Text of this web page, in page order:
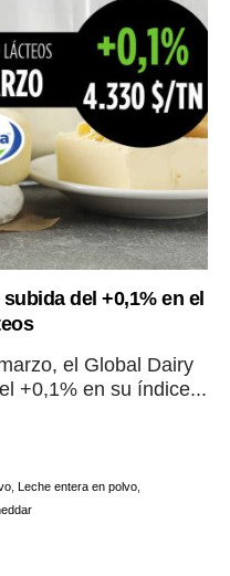
del +0,1% en el
el Global Dairy
+0,1% en su índice...
, Leche entera en polvo,